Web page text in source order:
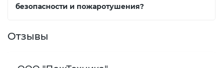
безопасности и пожаротушения?
Отзывы